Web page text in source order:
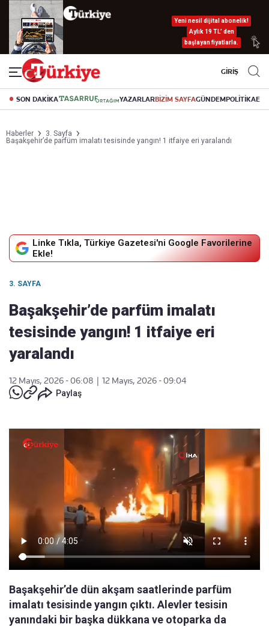
Yeni nesil dijital abonelik!
Aylık 19 TL’ den
başlayan fiyatlarla.
GİRİŞ
SON DAKİKA YAZARLARBİZİM SAYFAGÜNDEMPOLİTİKA
Haberler
3. Sayfa
Başakşehir’de parfüm imalatı tesisinde yangın! 1 itfaiye eri yaralandı
Linke Tıkla, Türkiye Gazetesi'ni Google Favorilerine
Ekle!
3. SAYFA
Başakşehir’de parfüm imalatı
tesisinde yangın! 1 itfaiye eri
yaralandı
12 Mayıs, 2026 - 06:08
12 Mayıs, 2026 - 09:04
Paylaş
Başakşehir’de dün akşam saatlerinde parfüm
imalatı tesisinde yangın çıktı. Alevler tesisin
yanındaki bir başka dükkana ve otoparka da